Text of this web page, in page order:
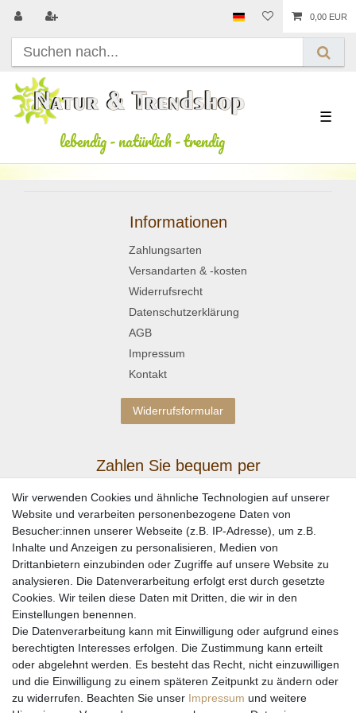
0,00 EUR
lebendig-natürlich-trendig
☰
Informationen
Zahlungsarten
Versandarten & -kosten
Widerrufsrecht
Datenschutzerklärung
AGB
Impressum
Kontakt
Widerrufsformular
Zahlen Sie bequem per
Wir versenden mit
Wir verwenden Cookies und ähnliche Technologien auf unserer
Website und verarbeiten personenbezogene Daten von
Besucher:innen unserer Webseite (z.B. IP-Adresse), um z.B.
Inhalte und Anzeigen zu personalisieren, Medien von
Drittanbietern einzubinden oder Zugriffe auf unsere Website zu
analysieren. Die Datenverarbeitung erfolgt erst durch gesetzte
Cookies. Wir teilen diese Daten mit Dritten, die wir in den
Einstellungen benennen.
Die Datenverarbeitung kann mit Einwilligung oder aufgrund eines
berechtigten Interesses erfolgen. Die Zustimmung kann erteilt
oder abgelehnt werden. Es besteht das Recht, nicht einzuwilligen
und die Einwilligung zu einem späteren Zeitpunkt zu ändern oder
zu widerrufen. Beachten Sie unser Impressum und weitere